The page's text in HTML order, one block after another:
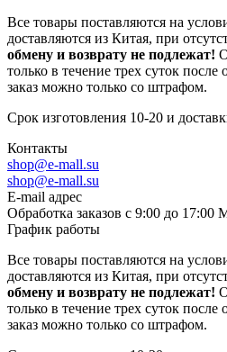
Все товары поставляются на
доставляются из Китая, при
обмену и возврату не подлежат!
только в течение трех суток
заказ можно только со штрафом.
Срок изготовления 10-20 и
Контакты
shop@e-mall.su
shop@e-mall.su
E-mail адрес
Обработка заказов с 9:00 до
График работы
Все товары поставляются на
доставляются из Китая, при
обмену и возврату не подлежат!
только в течение трех суток
заказ можно только со штрафом.